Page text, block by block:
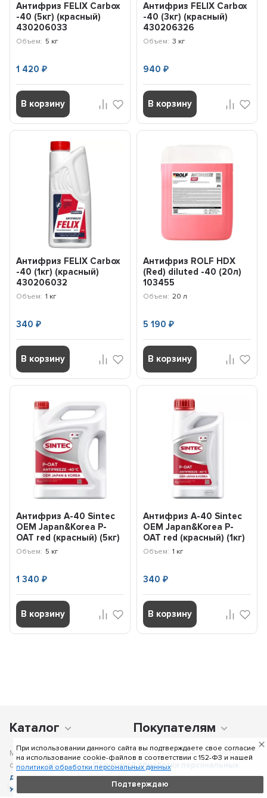
При использовании данного сайта вы подтверждаете свое согласие
на использование cookie-файлов в соответствии c 152-ФЗ и нашей
политикой обработки персональных данных
Подтверждаю
Антифриз FELIX Carbox
-40 (5кг) (красный)
430206033
Объем: 5 кг
1 420₽
В корзину
Антифриз FELIX Carbox
-40 (3кг) (красный)
430206326
Объем: 3 кг
940 ₽
В корзину
Антифриз FELIX Carbox
-40 (1кг) (красный)
430206032
Объем: 1 кг
340₽
В корзину
Антифриз ROLF HDX
(Red) diluted -40 (20л)
103455
Объем: 20 л
5 190 ₽
В корзину
Антифриз A-40 Sintec
OEM Japan&Korea P-
OAT red (красный) (5кг)
102207
Объем: 5 кг
1 340₽
В корзину
Антифриз A-40 Sintec
OEM Japan&Korea P-
OAT red (красный) (1кг)
104200
Объем: 1 кг
340 ₽
В корзину
Каталог Покупателям
Мы получаем и обрабатываем персональные данные посетителей
сайта в соответствии с Политикой обработки персональных
данных, в том числе с использованием сервиса аналитики
Яндекс.Метрика
. Отправка персональных данных с помощью